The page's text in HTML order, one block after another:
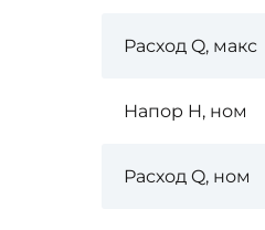
Расход Q, макс
Напор H, ном
Расход Q, ном